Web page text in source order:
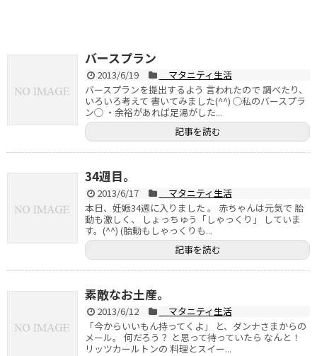
バースプラン
2013/6/19
マタニティ生活
バースプランを提出するよう 言われたので 調べたり、
いろいろ考えて 書いてみました(^^) ◯私のバースプラ
ン◯ ・余裕があれば足湯がした...
記事を読む
34週目。
2013/6/17
マタニティ生活
本日、妊娠34週に入りました 。 赤ちゃんは元気で 胎
動も激しく、 しょっちゅう「しゃっくり」 していま
す。(^^) (胎動もしゃっくりも...
記事を読む
素敵なお土産。
2013/6/12
マタニティ生活
「今からいいもん持ってくよ」 と、ダンナさまからの
メール。 何だろう？ と思って待っていたら なんと！
リッツカールトンの 料理とスイー...